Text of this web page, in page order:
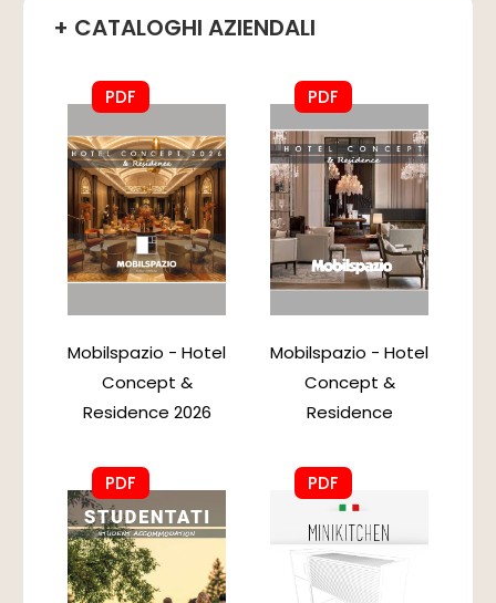
+ CATALOGHI AZIENDALI
PDF
Mobilspazio - Hotel
Concept &
Residence 2026
PDF
Mobilspazio - Hotel
Concept &
Residence
PDF PDF